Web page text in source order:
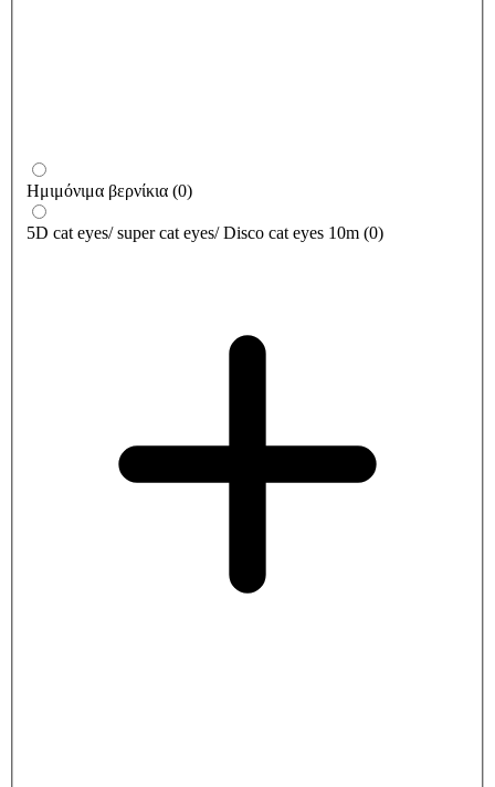
Ημιμόνιμα βερνίκια (0)
5D cat eyes/ super cat eyes/ Disco cat eyes 10m (0)